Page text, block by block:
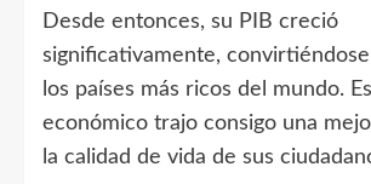
Desde entonces, su PIB creció
significativamente,
los países más ricos del mundo.
económico trajo consigo una
la calidad de vida de sus